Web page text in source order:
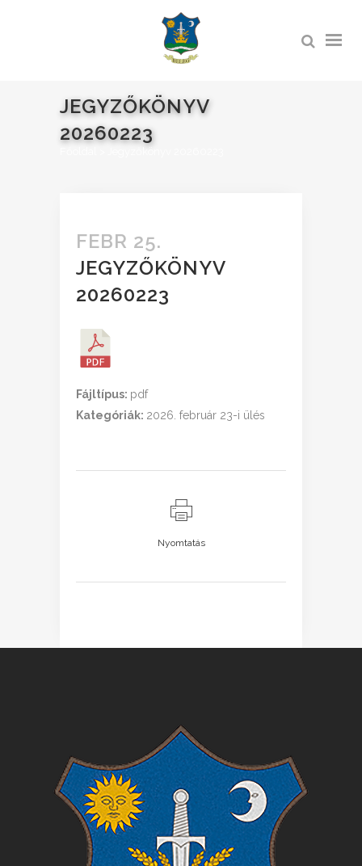
JEGYZŐKÖNYV
20260223
FEBR 25.
JEGYZŐKÖNYV
20260223
Fájltípus: pdf
Kategóriák: 2026. február 23-i ülés
Nyomtatás